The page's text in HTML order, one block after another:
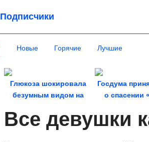
Подписчики
Новые Горячие Лучшие
Глюкоза шокировала
безумным видом на
Госдума
о спасении
Все девушки